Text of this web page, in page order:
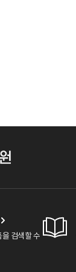
검색할 수